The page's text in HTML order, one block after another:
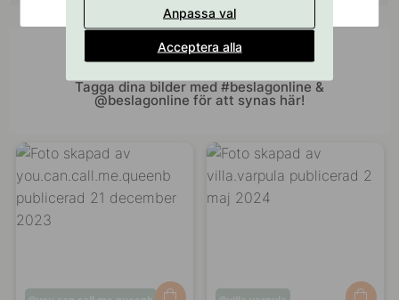
Inspireras av andra
Tagga dina bilder med #beslagonline &
@beslagonline för att synas här!
Anpassa val
Acceptera alla